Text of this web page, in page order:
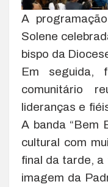
A
Solene
bispo da
Em seguida,
comunitário
lideranças e
A banda “Bem
cultural com
final da tarde,
imagem da